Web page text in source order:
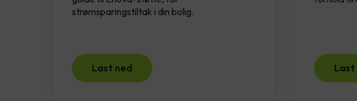
strømsparingstiltak i din bolig.
Last ned Last